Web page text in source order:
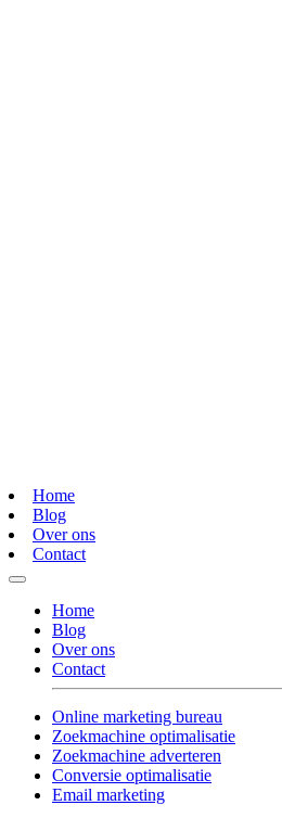
Home
Blog
Over ons
Contact
Home
Blog
Over ons
Contact
Online marketing bureau
Zoekmachine optimalisatie
Zoekmachine adverteren
Conversie optimalisatie
Email marketing